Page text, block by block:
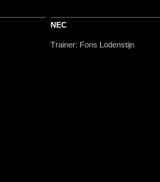
NEC
Trainer: Fons Lodenstijn